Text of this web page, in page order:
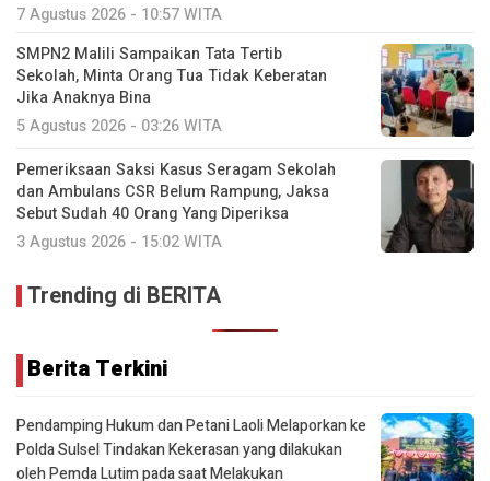
7 Agustus 2026 - 10:57 WITA
SMPN2 Malili Sampaikan Tata Tertib
Sekolah, Minta Orang Tua Tidak Keberatan
Jika Anaknya Bina
5 Agustus 2026 - 03:26 WITA
Pemeriksaan Saksi Kasus Seragam Sekolah
dan Ambulans CSR Belum Rampung, Jaksa
Sebut Sudah 40 Orang Yang Diperiksa
3 Agustus 2026 - 15:02 WITA
Trending di BERITA
Berita Terkini
Pendamping Hukum dan Petani Laoli Melaporkan ke
Polda Sulsel Tindakan Kekerasan yang dilakukan
oleh Pemda Lutim pada saat Melakukan